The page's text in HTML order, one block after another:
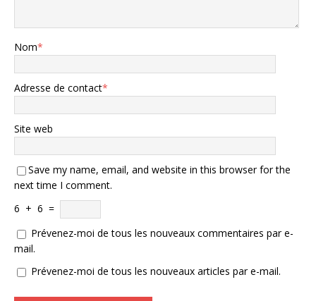
Nom*
Adresse de contact*
Site web
Save my name, email, and website in this browser for the
next time I comment.
6 + 6 =
Prévenez-moi de tous les nouveaux commentaires par e-
mail.
Prévenez-moi de tous les nouveaux articles par e-mail.